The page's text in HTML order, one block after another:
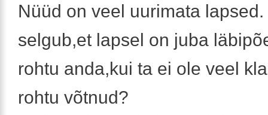
Nüüd on veel uurimata
selgub,et lapsel on juba
rohtu anda,kui ta ei ole veel
rohtu võtnud?